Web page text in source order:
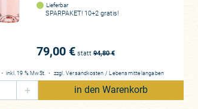
Lieferbar
SPARPAKET! 10+2 gratis!
79,00 € statt 94,80€
・inkl. 19 % MwSt. ・ zzgl.Versandkosten / Lebensmittelangaben
+ in den Warenkorb